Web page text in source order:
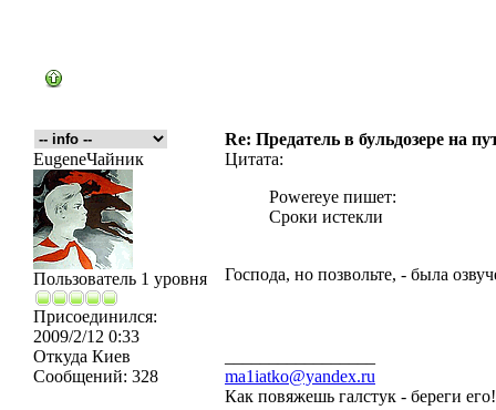
Re: Предатель в бульдозере на
EugeneЧайник
Пользователь 1 уровня
Присоединился:
2009/2/12 0:33
Откуда Киев
Сообщений: 328
Цитата:
Powereye пишет:
Сроки истекли
Господа, но позвольте, - была
ma1iatko@yandex.ru
Как повяжешь галстук - береги